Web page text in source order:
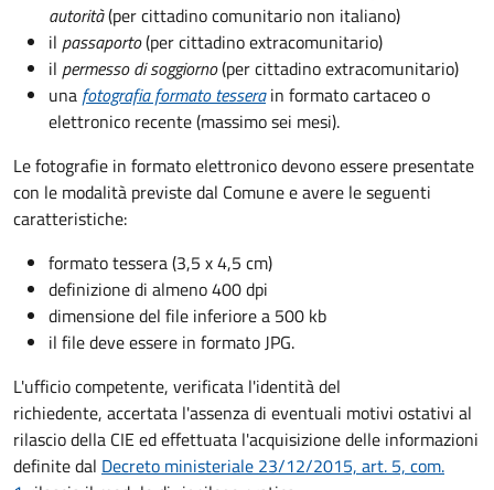
autorità(per cittadino comunitario non italiano)
il passaporto(per cittadino extracomunitario)
il permesso di soggiorno(per cittadino extracomunitario)
una fotografia formato tessera in formato cartaceo o
elettronico recente (massimo sei mesi).
Le fotografie in formato elettronico devono essere presentate
con le modalità previste dal Comune e avere le seguenti
caratteristiche:
formato tessera (3,5 x 4,5 cm)
definizione di almeno 400 dpi
dimensione del file inferiore a 500 kb
il file deve essere in formato JPG.
L'ufficio competente, verificata l'identità del
richiedente, accertata l'assenza di eventuali motivi ostativi al
rilascio della CIE ed effettuata l'acquisizione delle informazioni
definite dal Decreto ministeriale 23/12/2015, art. 5, com.